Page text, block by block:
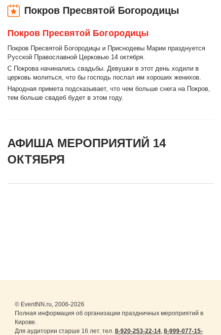
Покров Пресвятой Богородицы
Покров Пресвятой Богородицы
Покров Пресвятой Богородицы и Приснодевы Марии празднуется
Русской Православной Церковью 14 октября.
С Покрова начинались свадьбы. Девушки в этот день ходили в
церковь молиться, что бы господь послал им хороших женихов.
Народная примета подсказывает, что чем больше снега на Покров,
тем больше свадеб будет в этом году.
АФИША МЕРОПРИЯТИЙ 14
ОКТЯБРЯ
© EventNN.ru, 2006-2026
Полная информация об организации праздничных мероприятий в
Кирове.
Для аудитории старше 16 лет. тел. 8-920-253-22-14, 8-999-077-15-